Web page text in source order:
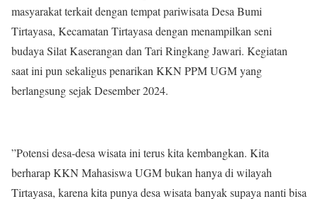
masyarakat terkait dengan tempat pariwisata Desa Bumi
Tirtayasa, Kecamatan Tirtayasa dengan menampilkan seni
budaya Silat Kaserangan dan Tari Ringkang Jawari. Kegiatan
saat ini pun sekaligus penarikan KKN PPM UGM yang
berlangsung sejak Desember 2024.
”Potensi desa-desa wisata ini terus kita kembangkan. Kita
berharap KKN Mahasiswa UGM bukan hanya di wilayah
Tirtayasa, karena kita punya desa wisata banyak supaya nanti bisa